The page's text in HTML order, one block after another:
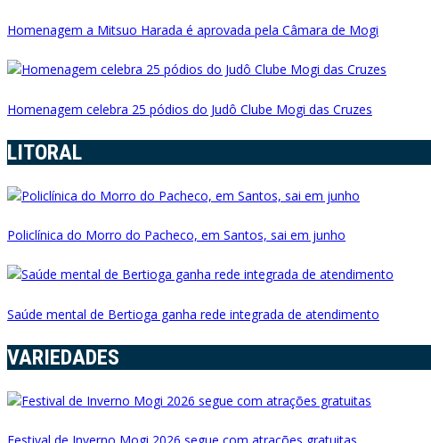
Homenagem a Mitsuo Harada é aprovada pela Câmara de Mogi
Homenagem celebra 25 pódios do Judô Clube Mogi das Cruzes
LITORAL
Policlínica do Morro do Pacheco, em Santos, sai em junho
Saúde mental de Bertioga ganha rede integrada de atendimento
VARIEDADES